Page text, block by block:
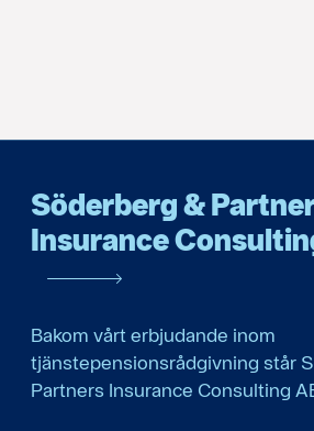
Söderberg &
Insurance
Bakom vårt erbjudande inom
tjänstepensionsrådgivning står
Partners Insurance Consulting